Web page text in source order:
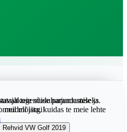
teie sõiduharjumustele ja
mudeli järgi!
Rehvid VW Golf 2019
parandamiseks.
mõista, kuidas te meie lehte